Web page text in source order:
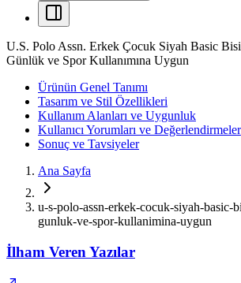
U.S. Polo Assn. Erkek Çocuk Siyah Basic
Günlük ve Spor Kullanımına Uygun
Ürünün Genel Tanımı
Tasarım ve Stil Özellikleri
Kullanım Alanları ve Uygunluk
Kullanıcı Yorumları ve Değerlendirmeler
Sonuç ve Tavsiyeler
Ana Sayfa
u-s-polo-assn-erkek-cocuk-siyah-basic-
gunluk-ve-spor-kullanimina-uygun
İlham Veren Yazılar